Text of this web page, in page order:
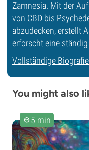
Zamnesia. Mit der
von CBD bis
abzudecken, erstellt
erforscht eine
Vollständige Biografie
You might also
5 min